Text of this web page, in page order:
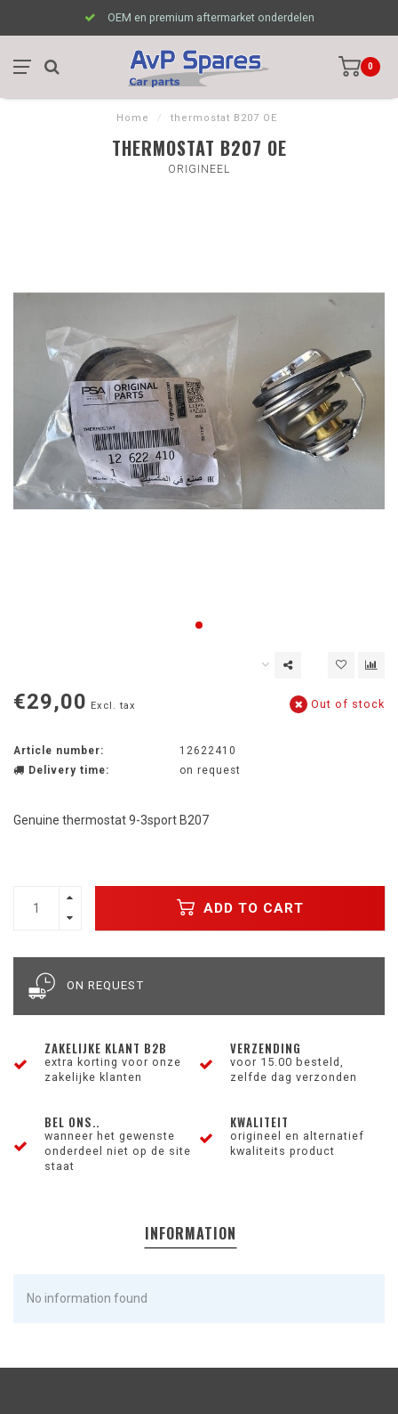
OEM en premium aftermarket onderdelen
0
Home / thermostat B207 OE
THERMOSTAT B207 OE
ORIGINEEL
€29,00 Excl. tax Out of stock
Article number:
12622410
Delivery time:
on request
Genuine thermostat 9-3sport B207
ADD TO CART
ON REQUEST
ZAKELIJKE KLANT B2B
extra korting voor onze
zakelijke klanten
VERZENDING
voor 15.00 besteld,
zelfde dag verzonden
BEL ONS..
wanneer het gewenste
onderdeel niet op de site
staat
KWALITEIT
origineel en alternatief
kwaliteits product
INFORMATION
No information found